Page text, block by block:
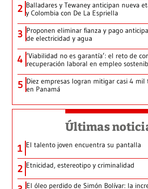
2 Balladares y Tewaney anticipan nueva
y Colombia con De La Espriella
3 Proponen eliminar fianza y pago
de electricidad y agua
4 ‘Viabilidad no es garantía’: el reto de
recuperación laboral en empleo
5 Diez empresas logran mitigar casi 4 mil
en Panamá
Últimas
1 El talento joven encuentra su pantalla​
2 Etnicidad, estereotipo y criminalidad
El óleo perdido de Simón Bolívar: la